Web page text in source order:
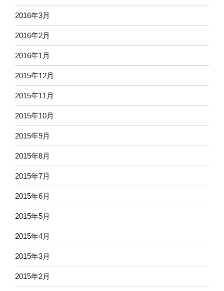
2016年3月
2016年2月
2016年1月
2015年12月
2015年11月
2015年10月
2015年9月
2015年8月
2015年7月
2015年6月
2015年5月
2015年4月
2015年3月
2015年2月